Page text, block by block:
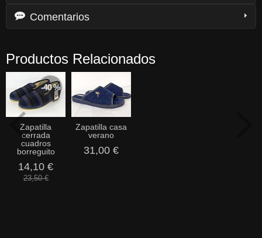
Comentarios
Productos Relacionados
-40 %
Zapatilla
cerrada
cuadros
borreguito
14,10 €
23,50 €
Zapatilla casa
verano
31,00 €